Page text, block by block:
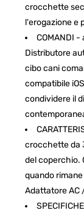
crocchette
l'erogazione e
COMANDI
Distributore
cibo cani
compatibile
condividere il
crocchette da
del coperchio.
quando
Adattatore AC